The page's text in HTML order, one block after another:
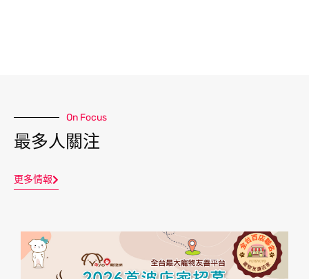
On Focus
最多人關注
更多情報